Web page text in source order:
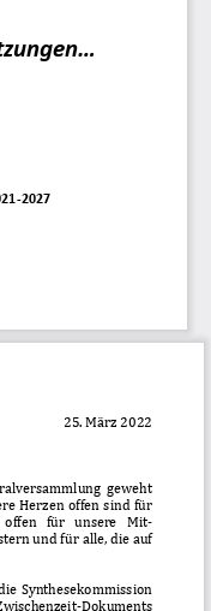
...
-2027
25 . März 2022
geweht
Herzen  offen sind  für
offen   für   unsere
Mit-
und für alle, die auf
Synthesekommission
-Dokuments